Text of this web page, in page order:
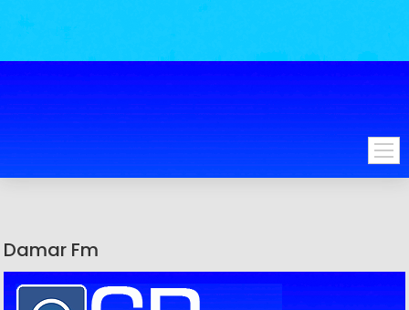
Damar Fm